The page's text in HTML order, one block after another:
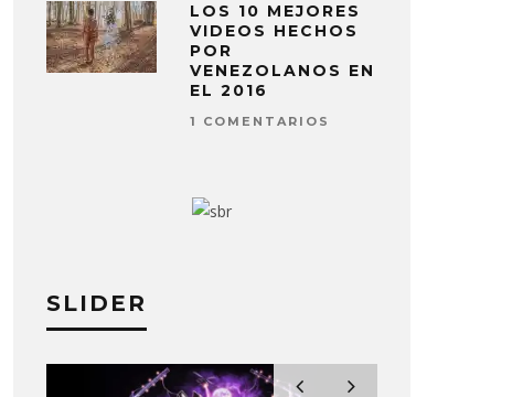
LOS 10 MEJORES
VIDEOS HECHOS
POR
VENEZOLANOS EN
EL 2016
1 COMENTARIOS
SLIDER